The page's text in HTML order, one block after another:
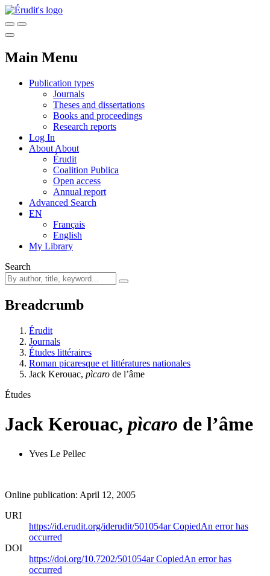
Main Menu
Publication types
Journals
Theses and dissertations
Books and proceedings
Research reports
Log In
About About
Érudit
Coalition Publica
Open access
Annual report
Advanced Search
EN
Français
English
My Library
Search
Breadcrumb
Érudit
Journals
Études littéraires
Roman picaresque et littératures nationales
Jack Kerouac, pìcaro de l’âme
Études
Jack Kerouac, pìcaro de l’âme
Yves Le Pellec
Online publication: April 12, 2005
URI
https://id.erudit.org/iderudit/501054arCopiedAn error has
occurred
DOI
https://doi.org/10.7202/501054arCopiedAn error has
occurred